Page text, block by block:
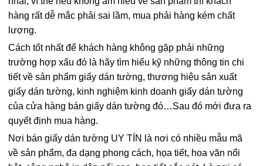
hàng rất dễ mắc phải sai lầm, mua phải hàng kém chất
lượng.
Cách tốt nhất để khách hàng không gặp phải những
trường hợp xấu đó là hãy tìm hiểu kỹ những thông tin chi
tiết về sản phẩm giấy dán tường, thương hiệu sản xuất
giấy dán tường, kinh nghiệm kinh doanh giấy dán tường
của cửa hàng bán giấy dán tường đó…Sau đó mới đưa ra
quyết định mua hàng.
Nơi bán giấy dán tường UY TÍN là nơi có nhiều mẫu mã
về sản phẩm, đa dạng phong cách, họa tiết, hoa văn nổi